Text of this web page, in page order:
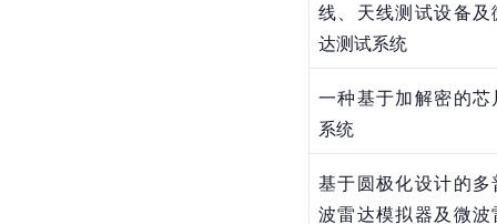
线、天线测试设备及
达测试系统
一种基于加解密的芯
系统
基于圆极化设计的多
波雷达模拟器及微波